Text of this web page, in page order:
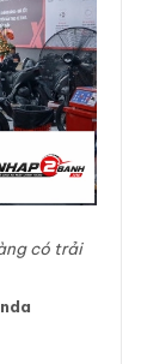
có trải